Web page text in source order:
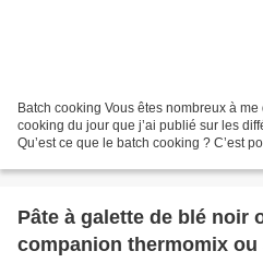
Batch cooking Vous êtes nombreux à
cooking du jour que j’ai publié sur les
Qu’est ce que le batch cooking ? C’est
Pâte à galette de blé noir
companion